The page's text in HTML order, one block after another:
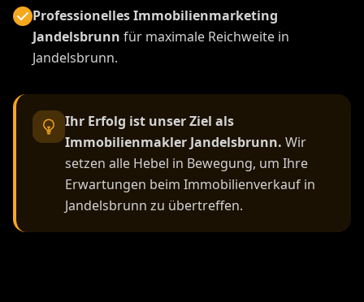
Professionelles Immobilienmarketing
Jandelsbrunn für maximale Reichweite in
Jandelsbrunn.
Ihr Erfolg ist unser Ziel als
Immobilienmakler Jandelsbrunn. Wir
setzen alle Hebel in Bewegung, um Ihre
Erwartungen beim Immobilienverkauf in
Jandelsbrunn zu übertreffen.